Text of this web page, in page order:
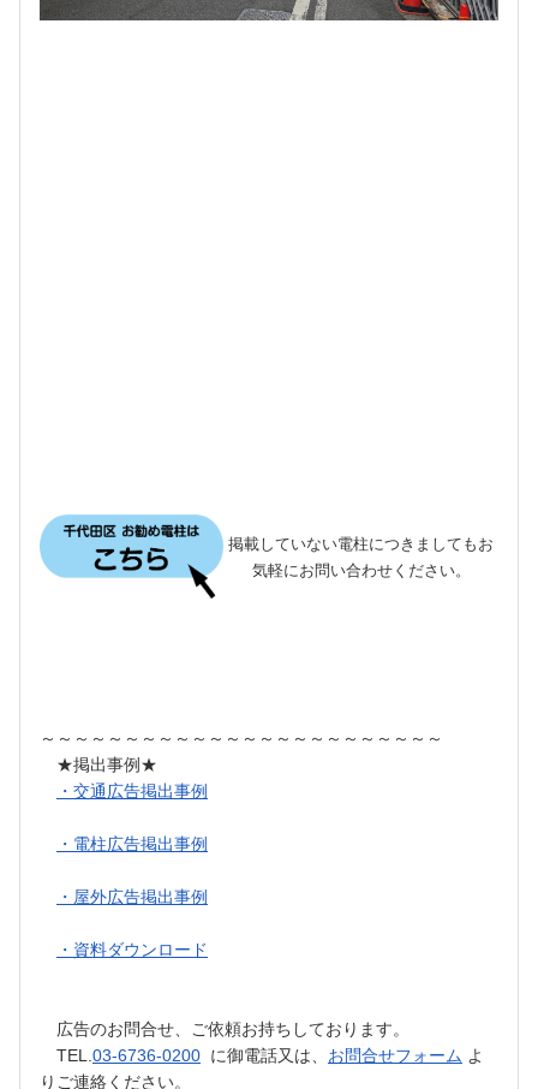
掲載していない電柱につきましてもお
気軽にお問い合わせください。
～～～～～～～～～～～～～～～～～～～～～～～～
★掲出事例★
・交通広告掲出事例
・電柱広告掲出事例
・屋外広告掲出事例
・資料ダウンロード
広告のお問合せ、ご依頼お持ちしております。
TEL.03-6736-0200 に御電話又は、 お問合せフォーム よ
りご連絡ください。